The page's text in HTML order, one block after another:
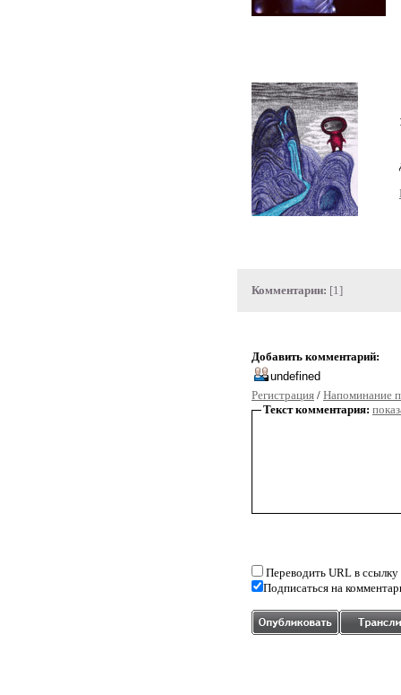
Комментарии: [1]
Добавить комментарий:
Регистрация / Напоминание
Текст комментария:
Переводить URL в ссылку
Подписаться на